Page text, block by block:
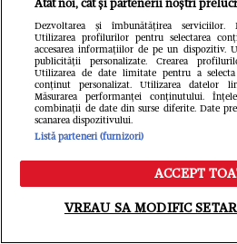
VEDETE SI EVENIMENTE
Ioana Ginghină, adevărul
relația cu Alexandru Ciucu,
negat că i-a făcut avansuri.
soțul ei despre controversele
recente: „Nici nu a văzut!”
Meniu Caută
Atât noi, cât și partenerii noștri
Dezvoltarea și îmbunătățirea serviciilor.
Utilizarea profilurilor pentru selectarea
accesarea informațiilor de pe un dispozitiv.
publicității personalizate. Crearea
Utilizarea de date limitate pentru a
conținut personalizat. Utilizarea datelor
Măsurarea performanței conținutului.
combinații de date din surse diferite. Date
scanarea dispozitivului.
Listă parteneri (furnizori)
ACCEPT
VREAU SA MODIFIC